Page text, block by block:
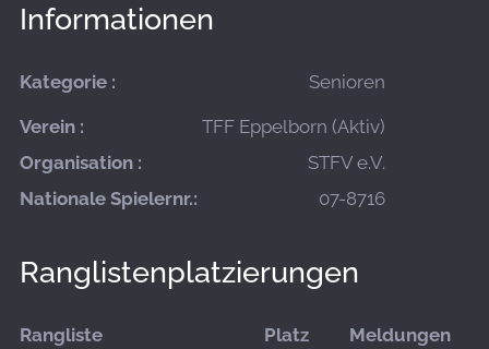
Informationen
Kategorie : Senioren
Verein :
TFF Eppelborn (Aktiv)
Organisation :
STFV e.V.
Nationale Spielernr.:
07-8716
Ranglistenplatzierungen
Rangliste Platz Meldungen